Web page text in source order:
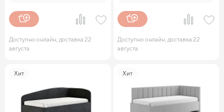
Доступно онлайн, доставка 22
августа
Доступно онлайн, доставка 22
августа
Хит Хит